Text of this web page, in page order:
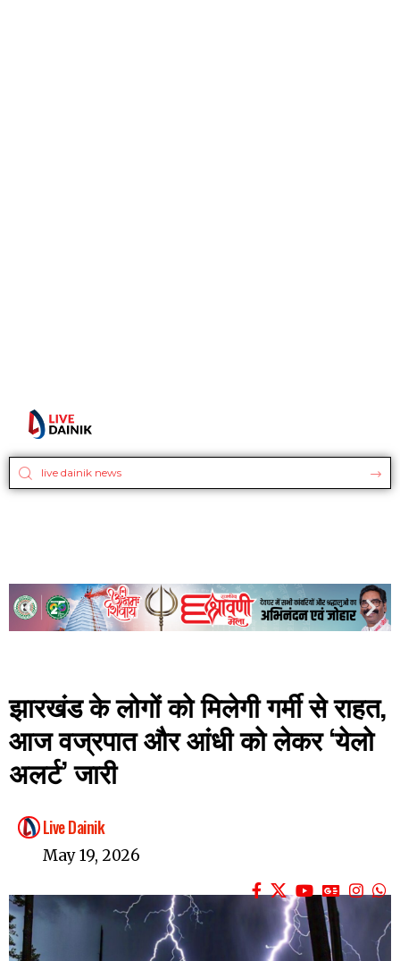
झारखंड के लोगों को मिलेगी गर्मी से राहत,
आज वज्रपात और आंधी को लेकर ‘येलो
अलर्ट’ जारी
Live Dainik
May 19, 2026